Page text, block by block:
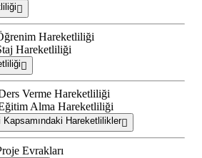
Hareketliliği
Hareketliliği
Verme Hareketliliği
Alma Hareketliliği
Kapsamındaki Hareketlilikler
Evrakları